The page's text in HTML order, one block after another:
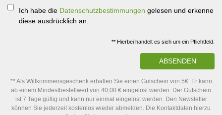
Ich habe die Datenschutzbestimmungen gelesen und erkenne
diese ausdrücklich an.
** Hierbei handelt es sich um ein Pflichtfeld.
ABSENDEN
** Als Willkommensgeschenk erhalten Sie einen Gutschein von 5€. Er kann
ab einem Mindestbestellwert von 40,00 € eingelöst werden. Der Gutschein
ist 7 Tage gültig und kann nur einmal eingelöst werden. Den Newsletter
können Sie jederzeit kostenlos wieder abmelden. Die Kontaktdaten hierzu